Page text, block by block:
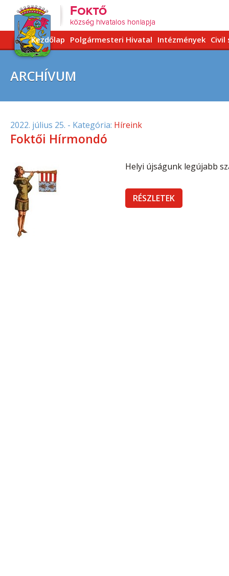
Kezdőlap Polgármesteri Hivatal Intézmények Civil
ARCHÍVUM
2022. július 25. - Kategória: Híreink
Foktői Hírmondó
Helyi újságunk legújabb
RÉSZLETEK